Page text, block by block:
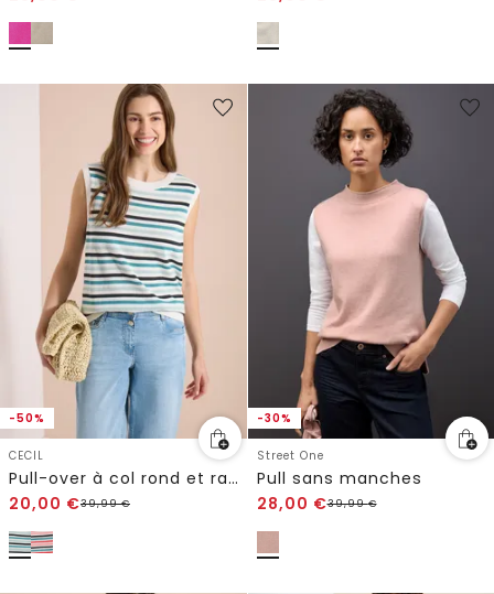
-50%
CECIL
Pull-over à col rond et rayures
20,00 €39,99€
-30%
Street One
Pull sans manches
28,00 €39,99€